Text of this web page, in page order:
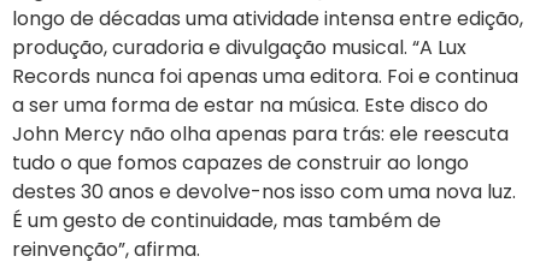
longo de décadas uma atividade intensa entre edição,
produção, curadoria e divulgação musical. “A Lux
Records nunca foi apenas uma editora. Foi e continua
a ser uma forma de estar na música. Este disco do
John Mercy não olha apenas para trás: ele reescuta
tudo o que fomos capazes de construir ao longo
destes 30 anos e devolve-nos isso com uma nova luz.
É um gesto de continuidade, mas também de
reinvenção”, afirma.